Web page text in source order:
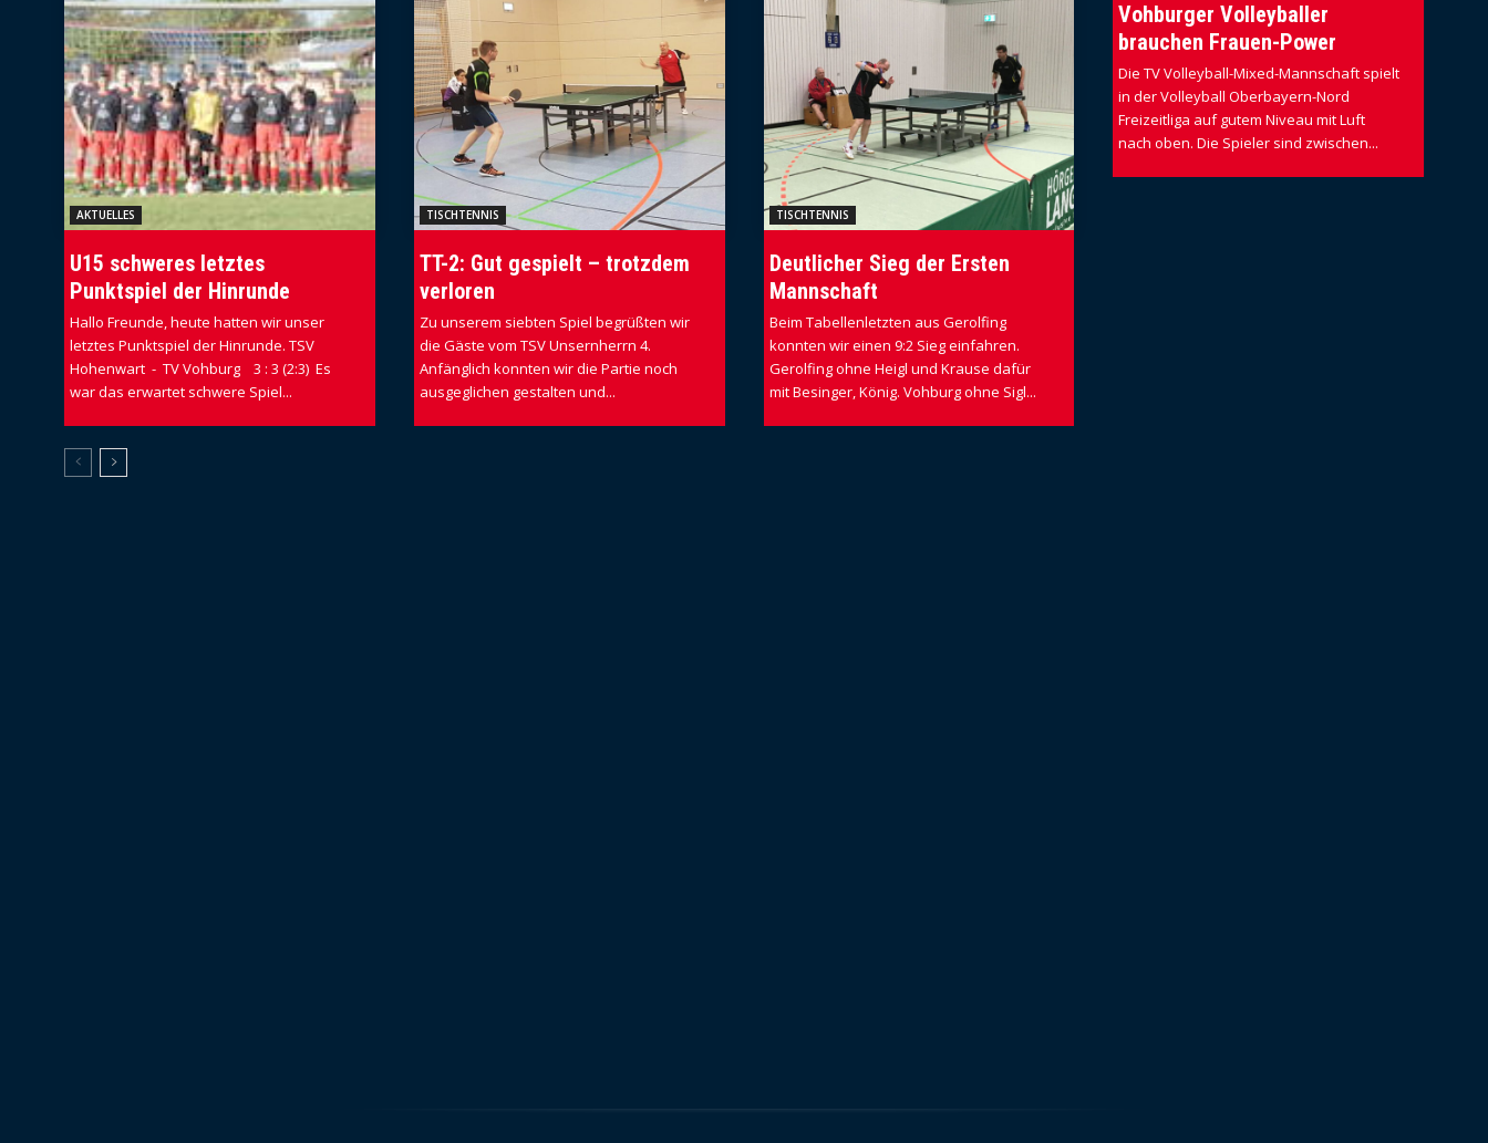
AKTUELLES
U15 schweres letztes
Punktspiel der Hinrunde
Hallo Freunde, heute hatten wir unser
letztes Punktspiel der Hinrunde. TSV
Hohenwart - TV Vohburg 3 : 3 (2:3) Es
war das erwartet schwere Spiel...
TISCHTENNIS
TT-2: Gut gespielt – trotzdem
verloren
Zu unserem siebten Spiel begrüßten wir
die Gäste vom TSV Unsernherrn 4.
Anfänglich konnten wir die Partie noch
ausgeglichen gestalten und...
TISCHTENNIS
Deutlicher Sieg der Ersten
Mannschaft
Beim Tabellenletzten aus Gerolfing
konnten wir einen 9:2 Sieg einfahren.
Gerolfing ohne Heigl und Krause dafür
mit Besinger, König. Vohburg ohne Sigl...
Vohburger Volleyballer
brauchen Frauen-Power
Die TV Volleyball-Mixed-Mannschaft spielt
in der Volleyball Oberbayern-Nord
Freizeitliga auf gutem Niveau mit Luft
nach oben. Die Spieler sind zwischen...